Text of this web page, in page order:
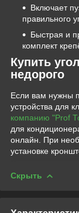
Включает
правильного
Быстрая и
комплект
Купить
недорого
Если вам нужны
устройства для
компанию "Prof
для
онлайн. При
установке
Скрыть